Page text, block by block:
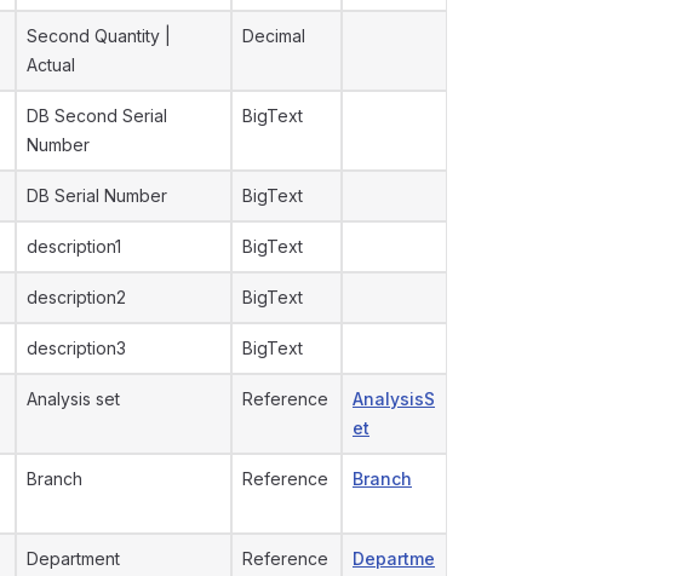
Second Quantity |
Actual
Decimal
DB Second Serial
Number
BigText
DB Serial Number BigText
description1 BigText
description2 BigText
description3 BigText
Analysis set Reference
AnalysisS
et
Branch Reference Branch
Department Reference
Departme